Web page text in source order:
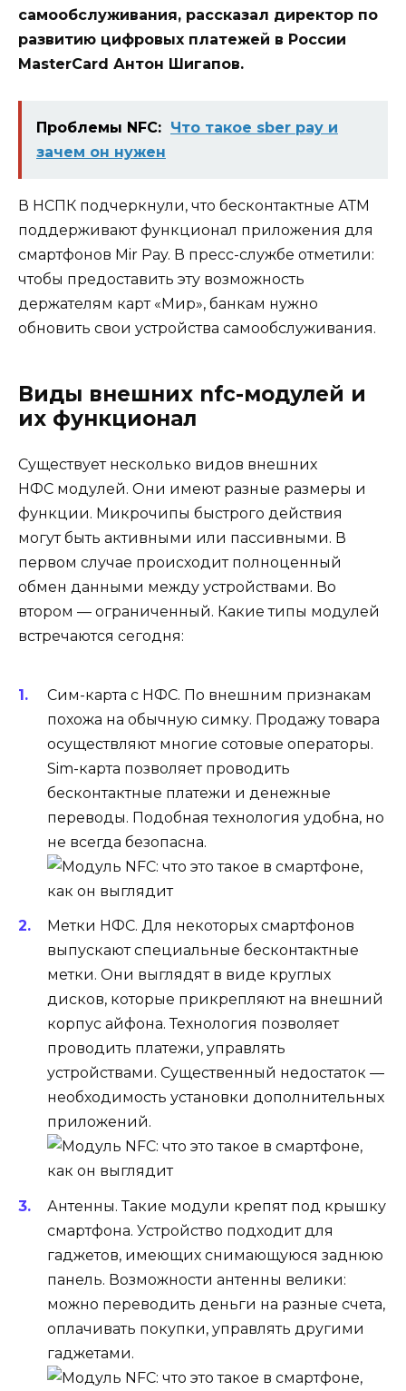
самообслуживания, рассказал директор по
развитию цифровых платежей в России
MasterCard Антон Шигапов.
Проблемы NFC: Что такое sber pay и
зачем он нужен
В НСПК подчеркнули, что бесконтактные АТМ
поддерживают функционал приложения для
смартфонов Mir Pay. В пресс-службе отметили:
чтобы предоставить эту возможность
держателям карт «Мир», банкам нужно
обновить свои устройства самообслуживания.
Виды внешних nfc-модулей и
их функционал
Существует несколько видов внешних
НФС модулей. Они имеют разные размеры и
функции. Микрочипы быстрого действия
могут быть активными или пассивными. В
первом случае происходит полноценный
обмен данными между устройствами. Во
втором — ограниченный. Какие типы модулей
встречаются сегодня:
Сим-карта с НФС. По внешним признакам
похожа на обычную симку. Продажу товара
осуществляют многие сотовые операторы.
Sim-карта позволяет проводить
бесконтактные платежи и денежные
переводы. Подобная технология удобна, но
не всегда безопасна.
Метки НФС. Для некоторых смартфонов
выпускают специальные бесконтактные
метки. Они выглядят в виде круглых
дисков, которые прикрепляют на внешний
корпус айфона. Технология позволяет
проводить платежи, управлять
устройствами. Существенный недостаток —
необходимость установки дополнительных
приложений.
Антенны. Такие модули крепят под крышку
смартфона. Устройство подходит для
гаджетов, имеющих снимающуюся заднюю
панель. Возможности антенны велики:
можно переводить деньги на разные счета,
оплачивать покупки, управлять другими
гаджетами.